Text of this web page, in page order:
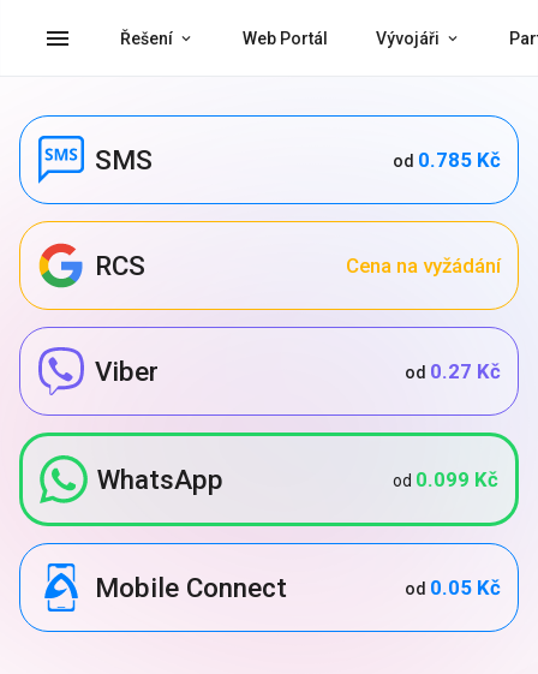
menu Řešení Web Portál Vývojáři
SMS od 0.785 Kč
RCS Cena na vyžádání
Viber od 0.27 Kč
WhatsApp od 0.099 Kč
Mobile Connect od 0.05 Kč